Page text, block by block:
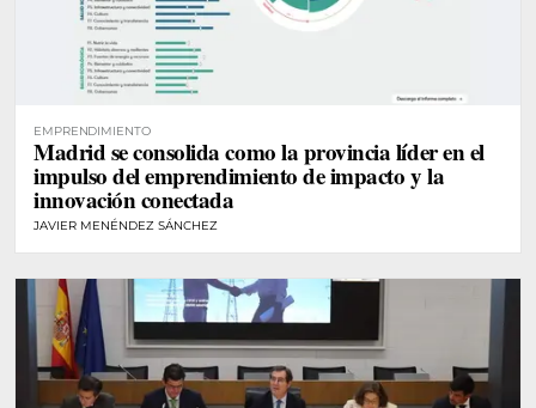
EMPRENDIMIENTO
Madrid se consolida como la provincia líder en el
impulso del emprendimiento de impacto y la
innovación conectada
JAVIER MENÉNDEZ SÁNCHEZ